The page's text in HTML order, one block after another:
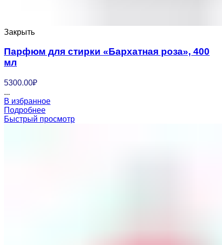
Закрыть
Парфюм для стирки «Бархатная роза», 400
мл
5300.00₽
...
В избранное
Подробнее
Быстрый просмотр